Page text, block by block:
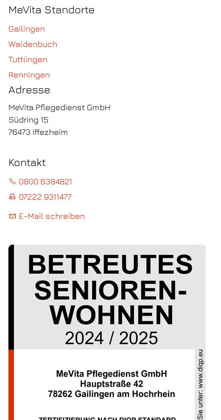
MeVita Standorte
Gailingen
Waldenbuch
Tuttlingen
Renningen
Adresse
MeVita Pflegedienst GmbH
Südring 15
76473 Iffezheim
Kontakt
0800 6384821
07222 9311477
E-Mail schreiben